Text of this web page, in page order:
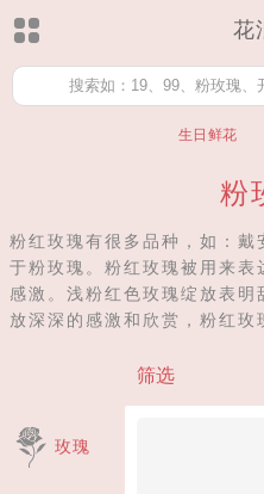
花
生日鲜花
粉
粉红玫瑰有很多品种，如：戴
于粉玫瑰。粉红玫瑰被用来表
感激。浅粉红色玫瑰绽放表
放深深的感激和欣赏，粉红玫
筛选
玫瑰